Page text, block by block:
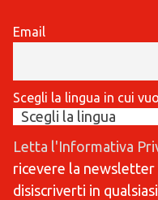
Email
Scegli la lingua in cui
Letta l'Informativa
ricevere la
disiscriverti in